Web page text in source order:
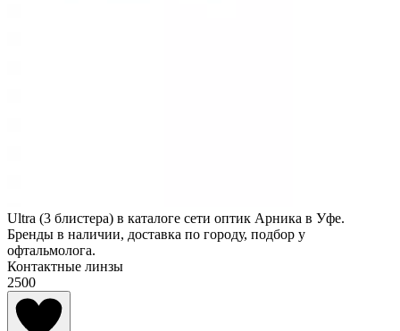
Ultra (3 блистера) в каталоге сети оптик Арника в Уфе.
Бренды в наличии, доставка по городу, подбор у
офтальмолога.
Контактные линзы
2500